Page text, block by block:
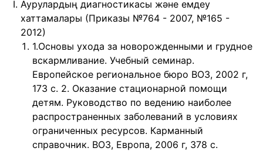
Аурулардың диагностикасы және емдеу
хаттамалары (Приказы №764 - 2007, №165 -
2012)
1.Основы ухода за новорожденными и грудное
вскармливание. Учебный семинар.
Европейское региональное бюро ВОЗ, 2002 г,
173 с. 2. Оказание стационарной помощи
детям. Руководство по ведению наиболее
распространенных заболеваний в условиях
ограниченных ресурсов. Карманный
справочник. ВОЗ, Европа, 2006 г, 378 с.